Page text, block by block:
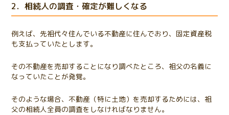
2．相続人の調査・確定が難しくなる
例えば、先祖代々住んでいる不動産に住んでおり、固定資産税
も支払っていたとします。
その不動産を売却することになり調べたところ、祖父の名義に
なっていたことが発覚。
そのような場合、不動産（特に土地）を売却するためには、祖
父の相続人全員の調査をしなければなりません。